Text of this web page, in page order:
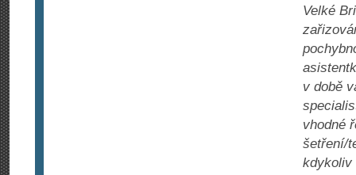
Velké
v době
vhodné
šetření/
kdykoliv